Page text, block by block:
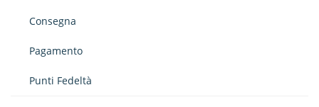
Consegna
Pagamento
Punti Fedeltà